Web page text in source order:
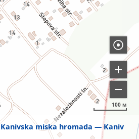
Kanivska miska hromada Kaniv
100 м